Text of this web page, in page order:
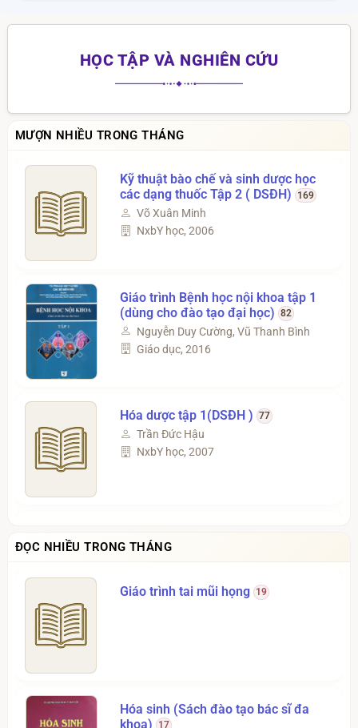
thành phố Hải Phòng
HỌC TẬP VÀ NGHIÊN CỨU
MƯỢN NHIỀU TRONG THÁNG
Kỹ thuật bào chế và sinh dược học
các dạng thuốc Tập 2 ( DSĐH)
169
Võ Xuân Minh
NxbY học, 2006
Giáo trình Bệnh học nội khoa tập 1
(dùng cho đào tạo đại học) 82
Nguyễn Duy Cường, Vũ Thanh Bình
Giáo dục, 2016
Hóa dược tập 1(DSĐH ) 77
Trần Đức Hậu
NxbY học, 2007
dược sỹ đại học )
Nxb Y học , 2011
Chính trị Quốc Gia, 2021
ĐỌC NHIỀU TRONG THÁNG
Giáo trình tai mũi họng 19
Hóa sinh (Sách đào tạo bác sĩ đa
khoa)
17